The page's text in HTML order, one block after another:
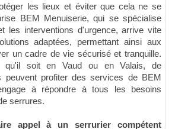
les lieux et éviter que cela ne se
BEM Menuiserie, qui se spécialise
les interventions d'urgence, arrive vite
adaptées, permettant ainsi aux
un cadre de vie sécurisé et tranquille.
qu'il soit en Vaud ou en Valais, de
peuvent profiter des services de BEM
à répondre à tous les besoins
serrures.
appel à un serrurier compétent